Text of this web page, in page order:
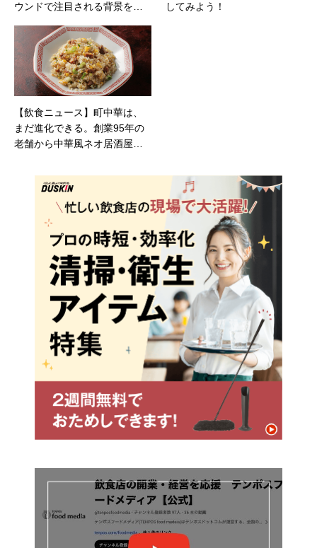
ウンドで注目される背景を解
してみよう！
【飲食ニュース】町中華は、
まだ進化できる。創業95年の
老舗から中華風ネオ居酒屋ま
存戦略 飲食業界誌『Smiler』
124号発行 全国83ヶ所のテン
ポスバスターズの店舗で無料